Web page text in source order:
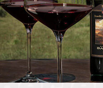
Vini Dessert
Moscato
Passito
Tutti i vini dessert »
Classico
Charmat
Ancestrale
le categorie »